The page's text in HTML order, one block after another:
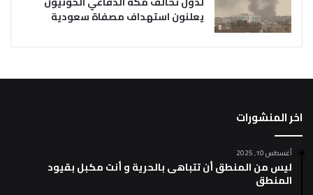
يعلنون استهداف مصفاة سعودية
اخر المنشورات
أغسطس 10, 2025
ليس من المنطق أن تتباهى بالحرية و أنت مكبل بقيود
المنطق